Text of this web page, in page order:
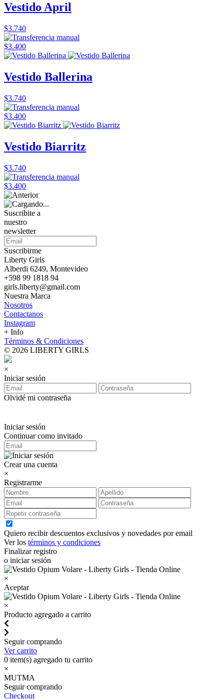
Vestido April
$3.740
$3.400
Vestido Ballerina
$3.740
$3.400
Vestido Biarritz
$3.740
$3.400
Suscribite a
nuestro
newsletter
Suscribirme
Liberty Girls
Alberdi 6249, Montevideo
+598 99 1818 94
girls.liberty@gmail.com
Nuestra Marca
Nosotros
Contactanos
Instagram
+ Info
Términos & Condiciones
© 2026 LIBERTY GIRLS
×
Iniciar sesión
Olvidé mi contraseña
Iniciar sesión
Continuar como invitado
Crear una cuenta
×
Registrarme
Quiero recibir descuentos exclusivos y novedades por email
Ver los términos y condiciones
Finalizar registro
o iniciar sesión
×
Aceptar
×
Producto agregado a carrito
Seguir comprando
Ver carrito
0 item(s) agregado tu carrito
×
MUTMA
Seguir comprando
Checkout